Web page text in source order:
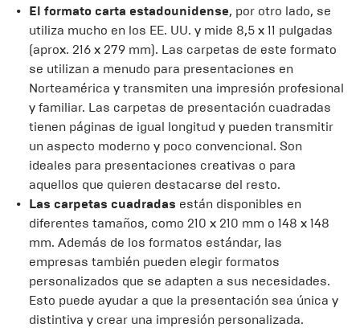
El formato carta estadounidense, por otro lado, se
utiliza mucho en los EE. UU. y mide 8,5 x 11 pulgadas
(aprox. 216 x 279 mm). Las carpetas de este formato
se utilizan a menudo para presentaciones en
Norteamérica y transmiten una impresión profesional
y familiar. Las carpetas de presentación cuadradas
tienen páginas de igual longitud y pueden transmitir
un aspecto moderno y poco convencional. Son
ideales para presentaciones creativas o para
aquellos que quieren destacarse del resto.
Las carpetas cuadradas están disponibles en
diferentes tamaños, como 210 x 210 mm o 148 x 148
mm. Además de los formatos estándar, las
empresas también pueden elegir formatos
personalizados que se adapten a sus necesidades.
Esto puede ayudar a que la presentación sea única y
distintiva y crear una impresión personalizada.